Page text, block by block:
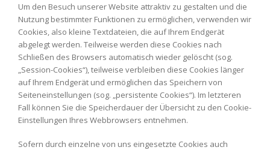
Um den Besuch unserer Website attraktiv zu gestalten und die
Nutzung bestimmter Funktionen zu ermöglichen, verwenden wir
Cookies, also kleine Textdateien, die auf Ihrem Endgerät
abgelegt werden. Teilweise werden diese Cookies nach
Schließen des Browsers automatisch wieder gelöscht (sog.
„Session-Cookies“), teilweise verbleiben diese Cookies länger
auf Ihrem Endgerät und ermöglichen das Speichern von
Seiteneinstellungen (sog. „persistente Cookies“). Im letzteren
Fall können Sie die Speicherdauer der Übersicht zu den Cookie-
Einstellungen Ihres Webbrowsers entnehmen.
Sofern durch einzelne von uns eingesetzte Cookies auch